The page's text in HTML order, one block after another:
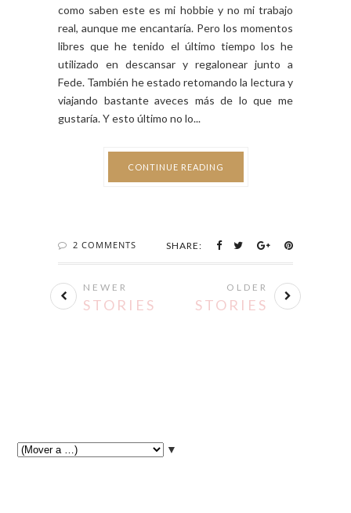
como saben este es mi hobbie y no mi trabajo
real, aunque me encantaría. Pero los momentos
libres que he tenido el último tiempo los he
utilizado en descansar y regalonear junto a
Fede. También he estado retomando la lectura y
viajando bastante aveces más de lo que me
gustaría. Y esto último no lo...
CONTINUE READING
2 COMMENTS SHARE:
NEWER
STORIES
OLDER
STORIES
▼